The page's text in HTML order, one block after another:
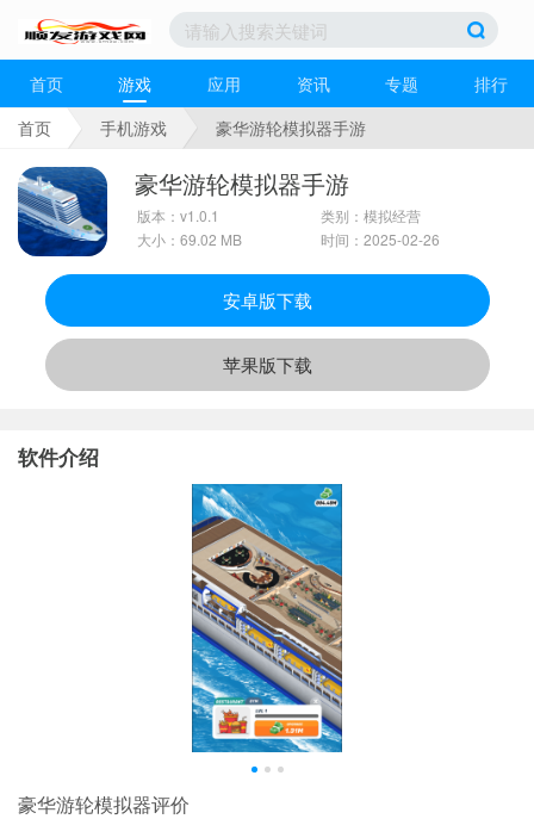
首页 游戏 应用 资讯 专题
排行
首页
手机游戏 豪华游轮模拟器手游
豪华游轮模拟器手游
版本：v1.0.1
大小：69.02 MB
类别：模拟经营
时间：2025-02-26
安卓版下载
苹果版下载
软件介绍
豪华游轮模拟器评价